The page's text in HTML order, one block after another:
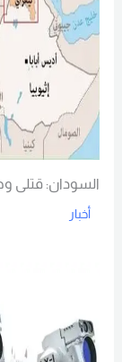
السودان: قتلى
أخبار